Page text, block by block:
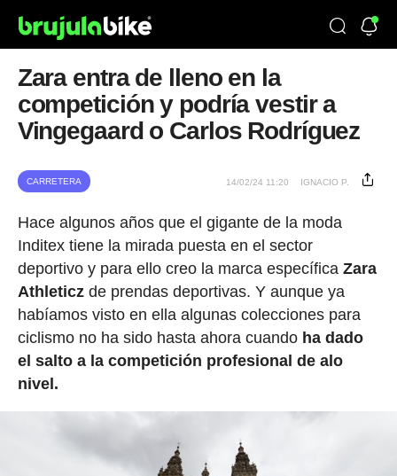
Zara entra de lleno en la
competición y podría vestir a
Vingegaard o Carlos Rodríguez
CARRETERA 14/02/24 11:20 IGNACIO P.
Hace algunos años que el gigante de la moda
Inditex tiene la mirada puesta en el sector
deportivo y para ello creo la marca específica Zara
Athleticzde prendas deportivas. Y aunque ya
habíamos visto en ella algunas colecciones para
ciclismo no ha sido hasta ahora cuando ha dado
el salto a la competición profesional de alo
nivel.